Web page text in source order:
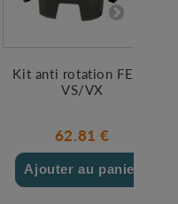
Kit anti rotation FEKA
VS/VX
62.81 €
Ajouter au panier